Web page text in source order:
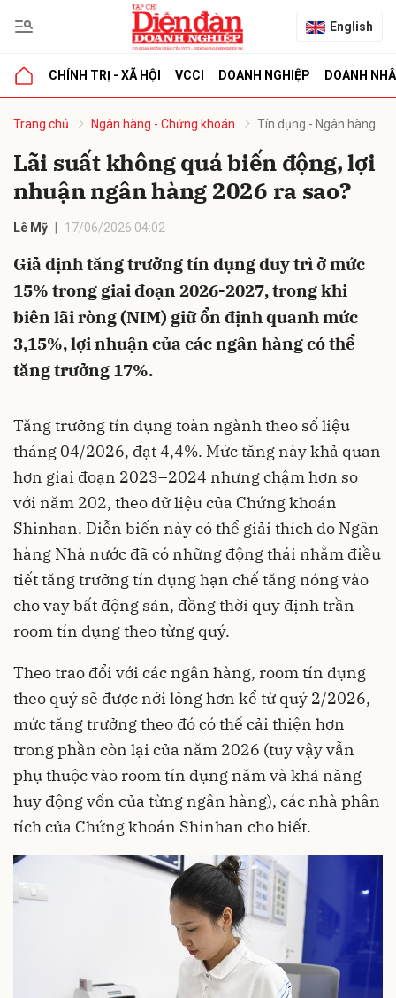
English
CHÍNH TRỊ - XÃ HỘI VCCI DOANH NGHIỆP DOANH
Trang chủ Ngân hàng - Chứng khoán Tín dụng - Ngân hàng
Lãi suất không quá biến động, lợi
nhuận ngân hàng 2026 ra sao?
Lê Mỹ 17/06/2026 04:02
Giả định tăng trưởng tín dụng duy trì ở mức
15% trong giai đoạn 2026-2027, trong khi
biên lãi ròng (NIM) giữ ổn định quanh mức
3,15%, lợi nhuận của các ngân hàng có thể
tăng trưởng 17%.
Tăng trưởng tín dụng toàn ngành theo số liệu
tháng 04/2026, đạt 4,4%. Mức tăng này khả quan
hơn giai đoạn 2023–2024 nhưng chậm hơn so
với năm 202, theo dữ liệu của Chứng khoán
Shinhan. Diễn biến này có thể giải thích do Ngân
hàng Nhà nước đã có những động thái nhằm điều
tiết tăng trưởng tín dụng hạn chế tăng nóng vào
cho vay bất động sản, đồng thời quy định trần
room tín dụng theo từng quý.
Theo trao đổi với các ngân hàng, room tín dụng
theo quý sẽ được nới lỏng hơn kể từ quý 2/2026,
mức tăng trưởng theo đó có thể cải thiện hơn
trong phần còn lại của năm 2026 (tuy vậy vẫn
phụ thuộc vào room tín dụng năm và khả năng
huy động vốn của từng ngân hàng), các nhà phân
tích của Chứng khoán Shinhan cho biết.
luận
Hủy